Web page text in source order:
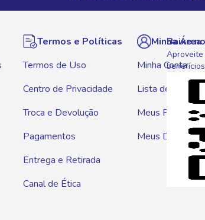
Termos e Políticas
Termos de Uso
Centro de Privacidade
Troca e Devolução
Pagamentos
Entrega e Retirada
Canal de Ética
Minha Área
Minha Conta
Lista de Compras
Meus Pedidos
Meus Descontos
Baixe